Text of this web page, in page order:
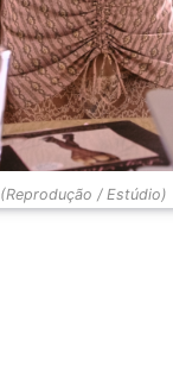
(Reprodução / Estúdio)